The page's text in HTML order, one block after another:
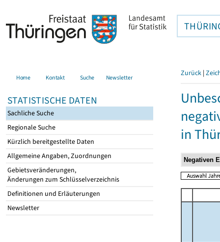
Home Kontakt Suche Newsletter
STATISTISCHE DATEN
Sachliche Suche
Regionale Suche
Kürzlich bereitgestellte Daten
Allgemeine Angaben, Zuordnungen
Gebietsveränderungen,
Änderungen zum Schlüsselverzeichnis
Definitionen und Erläuterungen
Newsletter
Zurück |
in